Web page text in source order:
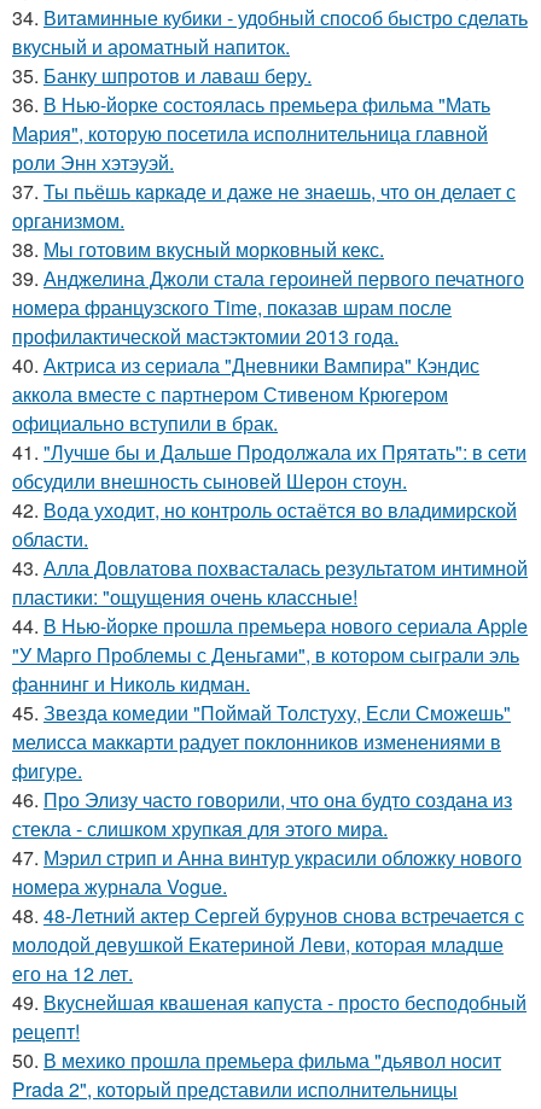
34. Витаминные кубики - удобный способ быстро сделать
вкусный и ароматный напиток.
35. Банку шпротов и лаваш беру.
36. В Нью-йорке состоялась премьера фильма "Мать
Мария", которую посетила исполнительница главной
роли Энн хэтэуэй.
37. Ты пьёшь каркаде и даже не знаешь, что он делает с
организмом.
38. Мы готовим вкусный морковный кекс.
39. Анджелина Джоли стала героиней первого печатного
номера французского Time, показав шрам после
профилактической мастэктомии 2013 года.
40. Актриса из сериала "Дневники Вампира" Кэндис
аккола вместе с партнером Стивеном Крюгером
официально вступили в брак.
41. "Лучше бы и Дальше Продолжала их Прятать": в сети
обсудили внешность сыновей Шерон стоун.
42. Вода уходит, но контроль остаётся во владимирской
области.
43. Алла Довлатова похвасталась результатом интимной
пластики: "ощущения очень классные!
44. В Нью-йорке прошла премьера нового сериала Apple
"У Марго Проблемы с Деньгами", в котором сыграли эль
фаннинг и Николь кидман.
45. Звезда комедии "Поймай Толстуху, Если Сможешь"
мелисса маккарти радует поклонников изменениями в
фигуре.
46. Про Элизу часто говорили, что она будто создана из
стекла - слишком хрупкая для этого мира.
47. Мэрил стрип и Анна винтур украсили обложку нового
номера журнала Vogue.
48. 48-Летний актер Сергей бурунов снова встречается с
молодой девушкой Екатериной Леви, которая младше
его на 12 лет.
49. Вкуснейшая квашеная капуста - просто бесподобный
рецепт!
50. В мехико прошла премьера фильма "дьявол носит
Prada 2", который представили исполнительницы